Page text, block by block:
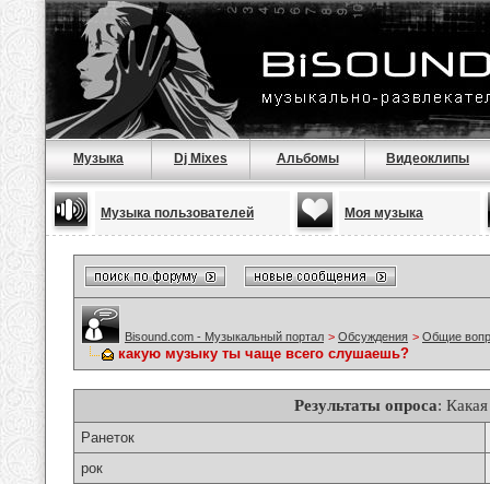
Музыка Dj Mixes Альбомы Видеоклипы
Музыка пользователей Моя музыка
Bisound.com - Музыкальный портал > Обсуждения > Общие
какую музыку ты чаще всего слушаешь?
Результаты опроса:
Ранеток
рок